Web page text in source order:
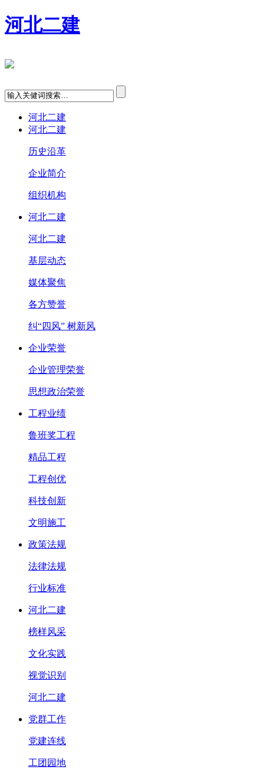
河北二建
河北二建
河北二建
历史沿革
企业简介
组织机构
河北二建
河北二建
基层动态
媒体聚焦
各方赞誉
纠“四风” 树新风
企业荣誉
企业管理荣誉
思想政治荣誉
工程业绩
鲁班奖工程
精品工程
工程创优
科技创新
文明施工
政策法规
法律法规
行业标准
河北二建
榜样风采
文化实践
视觉识别
河北二建
党群工作
党建连线
工团园地